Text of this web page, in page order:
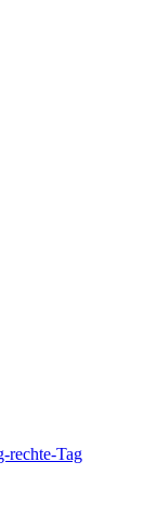
rechte-Tag